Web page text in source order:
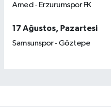
Amed - Erzurumspor FK
17 Ağustos, Pazartesi
Samsunspor - Göztepe